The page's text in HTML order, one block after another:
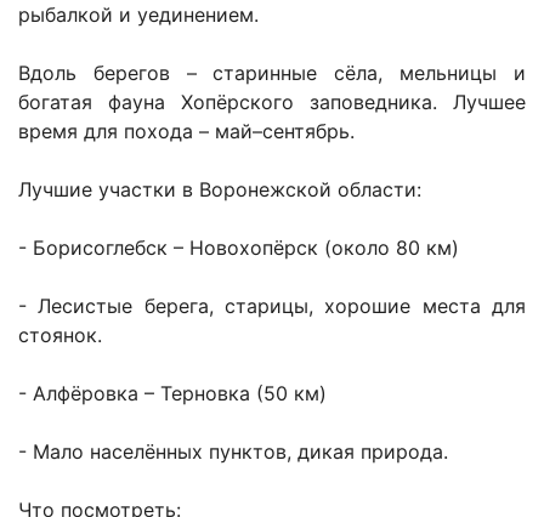
рыбалкой и уединением.
Вдоль берегов – старинные сёла, мельницы и
богатая фауна Хопёрского заповедника. Лучшее
время для похода – май–сентябрь.
Лучшие участки в Воронежской области:
- Борисоглебск – Новохопёрск (около 80 км)
- Лесистые берега, старицы, хорошие места для
стоянок.
- Алфёровка – Терновка (50 км)
- Мало населённых пунктов, дикая природа.
Что посмотреть: